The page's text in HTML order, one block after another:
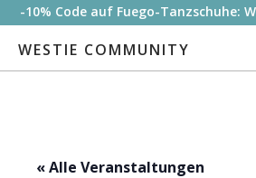
-10% Code auf Fuego-Tanzschuhe:
WESTIE COMMUNITY
« Alle Veranstaltungen